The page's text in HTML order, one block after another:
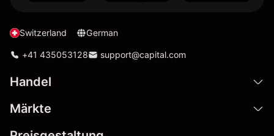
Switzerland German
+41 435053128 support@capital.com
Handel
Märkte